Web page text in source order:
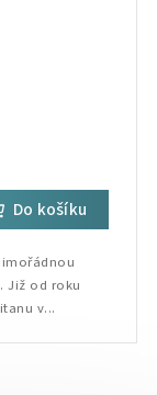
Do košíku
Již od roku
v...